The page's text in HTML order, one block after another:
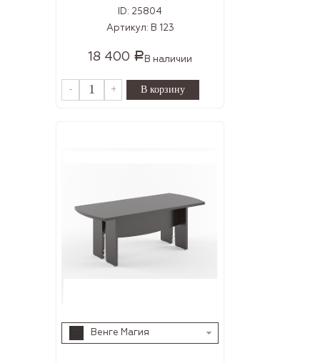
ID: 25804
Артикул: В 123
18 400 Р В наличии
- +
Венге Магия